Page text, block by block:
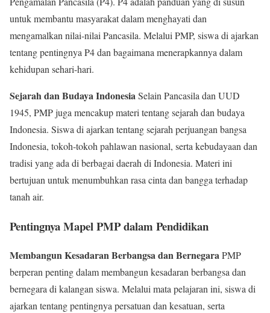
untuk membantu masyarakat dalam menghayati dan
mengamalkan nilai-nilai Pancasila. Melalui PMP, siswa di ajarkan
tentang pentingnya P4 dan bagaimana menerapkannya dalam
kehidupan sehari-hari.
Sejarah dan Budaya IndonesiaSelain Pancasila dan UUD
1945, PMP juga mencakup materi tentang sejarah dan budaya
Indonesia. Siswa di ajarkan tentang sejarah perjuangan bangsa
Indonesia, tokoh-tokoh pahlawan nasional, serta kebudayaan dan
tradisi yang ada di berbagai daerah di Indonesia. Materi ini
bertujuan untuk menumbuhkan rasa cinta dan bangga terhadap
tanah air.
Pentingnya Mapel PMP dalam Pendidikan
Membangun Kesadaran Berbangsa dan BernegaraPMP
berperan penting dalam membangun kesadaran berbangsa dan
bernegara di kalangan siswa. Melalui mata pelajaran ini, siswa di
ajarkan tentang pentingnya persatuan dan kesatuan, serta